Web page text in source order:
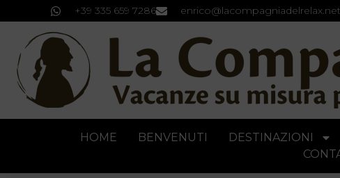
+39 335 659 7286 enrico@lacompagniadelrelax.net
HOME BENVENUTI DESTINAZIONI